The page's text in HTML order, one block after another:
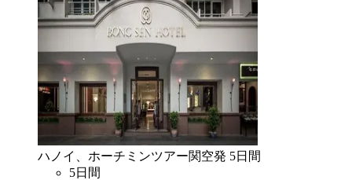
ハノイ、ホーチミンツアー関空発 5日間
5日間